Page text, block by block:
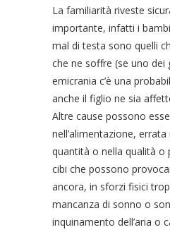
La familiarità riveste
importante, infatti i
mal di testa sono quelli
che ne soffre (se uno dei
emicrania c’è una
anche il figlio ne sia
Altre cause possono
nell’alimentazione,
quantità o nella qualità o
cibi che possono
ancora, in sforzi fisici
mancanza di sonno o
inquinamento dell’aria o